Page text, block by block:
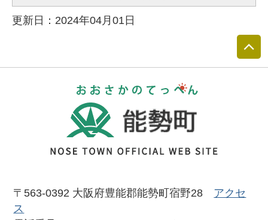
更新日：2024年04月01日
〒563-0392 大阪府豊能郡能勢町宿野28 アクセ
ス